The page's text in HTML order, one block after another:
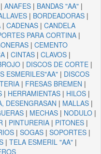
ANAFES| BANDAS "AA"|
| BORDEADORAS |
| CADENAS | CANDELA
PARA CORTINA |
| CEMENTO
| CINTAS| CLAVOS|
| DISCOS DE CORTE|
ESMERILES"AA"| DISCOS
| FRESAS BREMEN |
| HERRAMIENTAS| HILOS|
DESENGRASAN | MALLAS|
| MECHAS| NODULO|
| PINTURERIA| PITONES|
| SOGAS | SOPORTES |
| TELA ESMERIL "AA" |